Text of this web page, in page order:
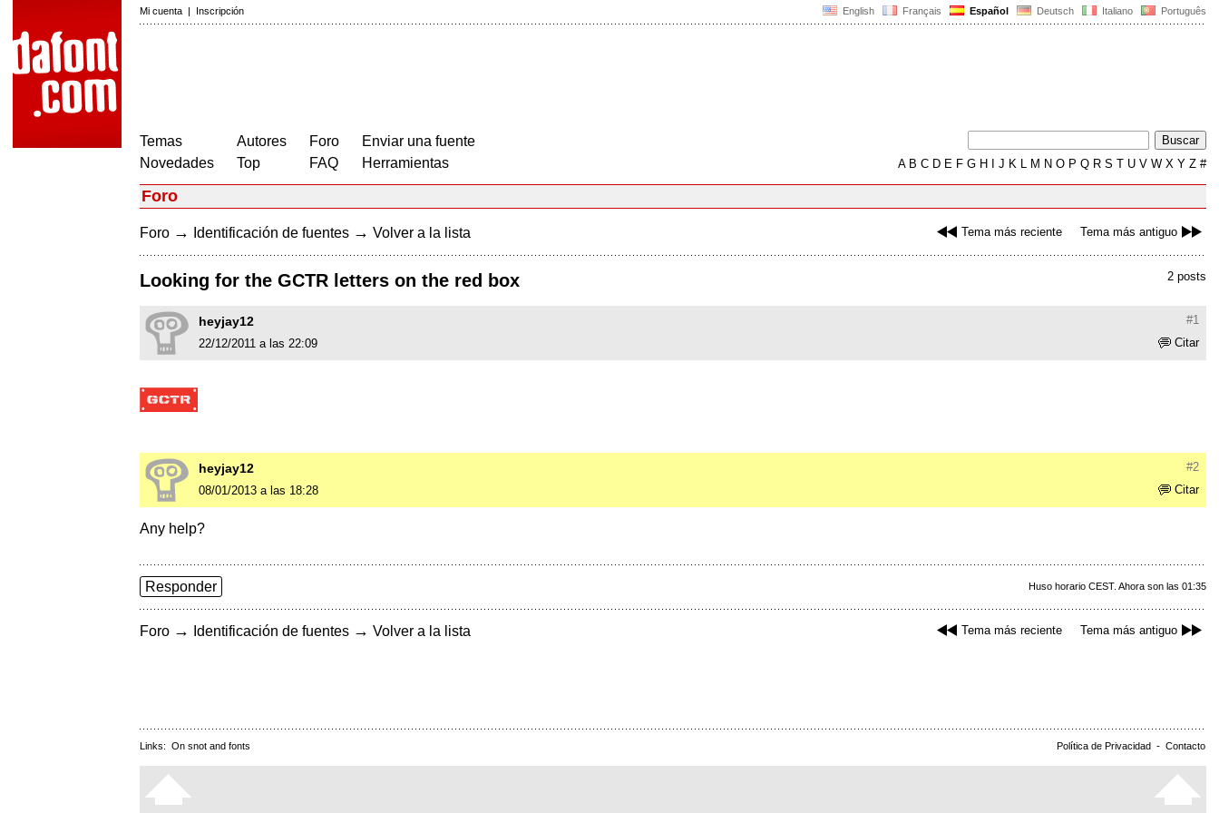
English Français Español Deutsch Italiano Português
Mi cuenta | Inscripción
Temas
Novedades
Autores
Top
Foro
FAQ
Enviar una fuente
Herramientas
AB C D E F G H J K L M N O P Q R S T U V W X Y Z #
Foro
Tema más reciente Tema más antiguo
Foro → Identificación de fuentes → Volver a la lista
2 posts
Looking for the GCTR letters on the red box
#1
heyjay12
Citar
22/12/2011 a las 22:09
#2
heyjay12
Citar
08/01/2013 a las 18:28
Any help?
Huso horario CEST. Ahora son las 01:35
Responder
Tema más reciente Tema más antiguo
Foro → Identificación de fuentes → Volver a la lista
Política de Privacidad - Contacto
Links: On snot and fonts